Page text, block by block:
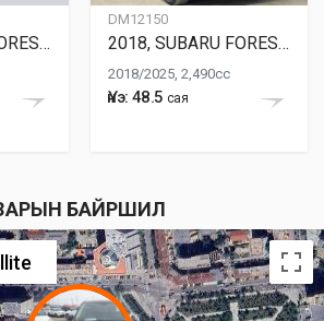
2016, SUBARU FORESTER
DM12150
2018, SUBARU FORESTER
2018/2025, 2,490cc
Үнэ: 48.5 сая
БАЙРШИЛ